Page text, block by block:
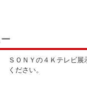
ＳＯＮＹの４Ｋテレビ
ください。